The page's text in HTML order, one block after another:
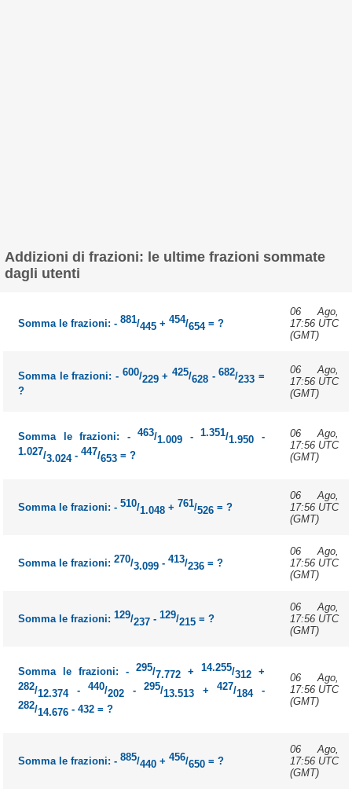
Addizioni di frazioni: le ultime frazioni sommate
dagli utenti
Somma le frazioni: -881/445 +454/654 = ?
06 Ago,
17:56 UTC
(GMT)
Somma le frazioni: - 600/229+ 425/628-682/233 =
?
06 Ago,
17:56 UTC
(GMT)
Somma le frazioni: -463/1.009 -1.351/1.950 -
1.027/3.024 -447/653 = ?
06 Ago,
17:56 UTC
(GMT)
Somma le frazioni: -510/1.048 + 761/526 = ?
06 Ago,
17:56 UTC
(GMT)
Somma le frazioni:270/3.099 -413/236 = ?
06 Ago,
17:56 UTC
(GMT)
Somma le frazioni:129/237 -129/215 = ?
06 Ago,
17:56 UTC
(GMT)
Somma le frazioni: - 295/7.772+ 14.255/312+
282/12.374 -440/202 -295/13.513 +427/184 -
282/14.676 - 432 = ?
06 Ago,
17:56 UTC
(GMT)
Somma le frazioni: -885/440 +456/650 = ?
06 Ago,
17:56 UTC
(GMT)